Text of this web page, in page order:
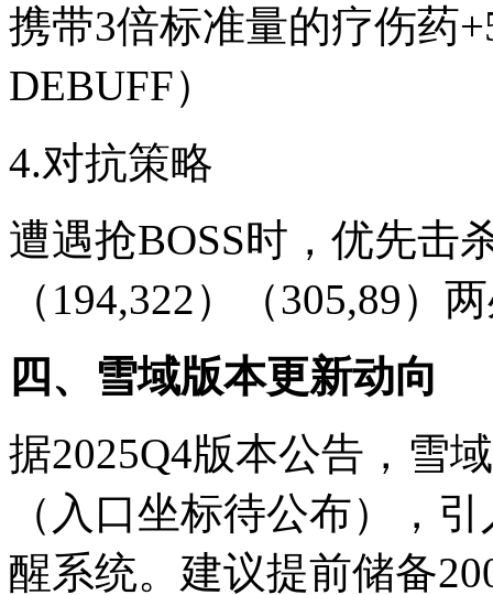
携带3倍标准量的疗伤药
DEBUFF）
4.对抗策略
遭遇抢BOSS时，优先击
（194,322）（305,89）
四、雪域版本更新动向
据2025Q4版本公告，雪
（入口坐标待公布），
醒系统。建议提前储备